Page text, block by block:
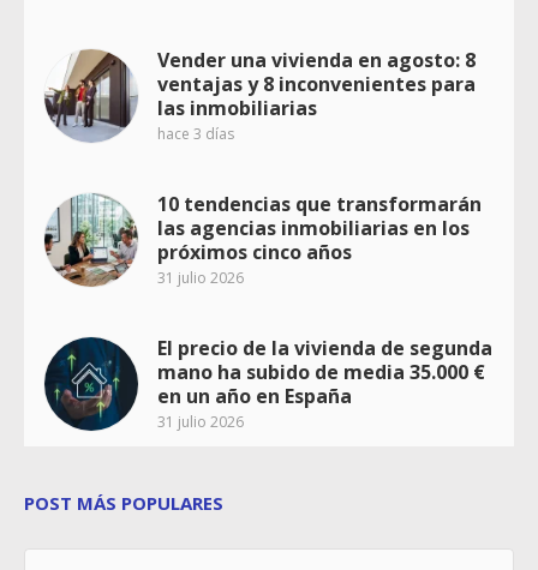
Vender una vivienda en agosto: 8
ventajas y 8 inconvenientes para
las inmobiliarias
hace 3 días
10 tendencias que transformarán
las agencias inmobiliarias en los
próximos cinco años
31 julio 2026
El precio de la vivienda de segunda
mano ha subido de media 35.000 €
en un año en España
31 julio 2026
POST MÁS POPULARES